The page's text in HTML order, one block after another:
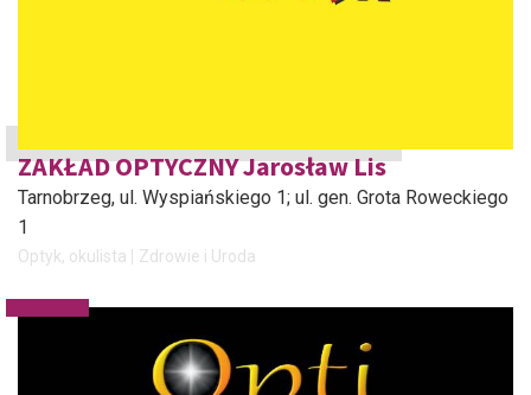
ZAKŁAD OPTYCZNY Jarosław Lis
Tarnobrzeg, ul. Wyspiańskiego 1; ul. gen. Grota Roweckiego
1
Optyk, okulista Zdrowie i Uroda